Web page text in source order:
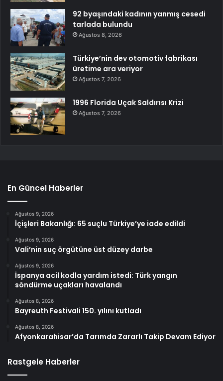
92 byaşındaki kadının yanmış cesedi
tarlada bulundu
Ağustos 8, 2026
Türkiye’nin dev otomotiv fabrikası
üretime ara veriyor
Ağustos 7, 2026
1996 Florida Uçak Saldırısı Krizi
Ağustos 7, 2026
En Güncel Haberler
Ağustos 9, 2026
İçişleri Bakanlığı: 65 suçlu Türkiye’ye iade edildi
Ağustos 9, 2026
Vali’nin suç örgütüne üst düzey darbe
Ağustos 9, 2026
İspanya acil kodla yardım istedi: Türk yangın
söndürme uçakları havalandı
Ağustos 8, 2026
Bayreuth Festivali 150. yılını kutladı
Ağustos 8, 2026
Afyonkarahisar’da Tarımda Zararlı Takip Devam Ediyor
Rastgele Haberler